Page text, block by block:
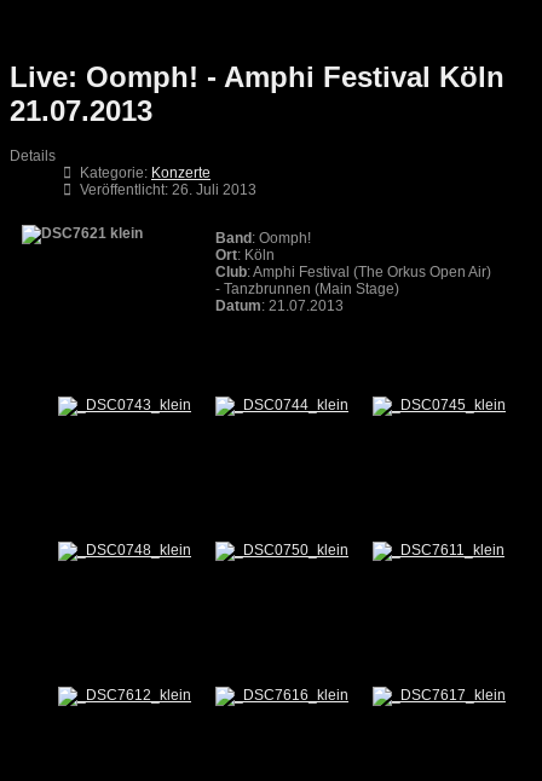
Live: Oomph! - Amphi Festival Köln
21.07.2013
Details
Kategorie: Konzerte
Veröffentlicht: 26. Juli 2013
Band : Oomph!
Ort: Köln
Club: Amphi Festival (The Orkus Open Air)
- Tanzbrunnen (Main Stage)
Datum: 21.07.2013